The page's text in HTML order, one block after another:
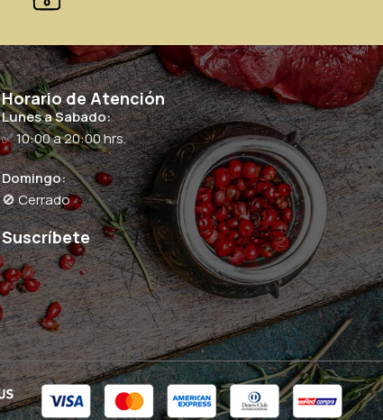
Horario de Atención
Lunes a Sabado:
✅ 10:00 a 20:00 hrs.
Domingo:
🚫 Cerrado
Suscríbete